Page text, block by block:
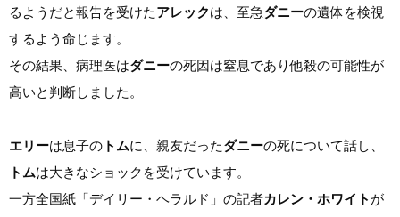
るようだと報告を受けたアレックは、至急ダニーの遺体を検視
するよう命じます。
その結果、病理医はダニーの死因は窒息であり他殺の可能性が
高いと判断しました。
エリーは息子の トムに、親友だったダニーの死について話し、
トムは大きなショックを受けています。
一方全国紙「デイリー・ヘラルド」の記者カレン・ホワイト が